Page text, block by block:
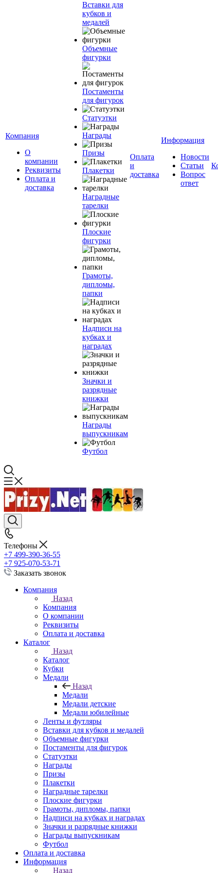
Компания
О
компании
Реквизиты
Оплата и
доставка
Вставки для
кубков и
медалей
Объемные
фигурки
Постаменты
для фигурок
Статуэтки
Награды
Призы
Плакетки
Наградные
тарелки
Плоские
фигурки
Грамоты,
дипломы,
папки
Надписи на
кубках и
наградах
Значки и
разрядные
книжки
Награды
выпускникам
Футбол
Оплата
и
доставка
Информация
Новости
Статьи
Вопрос
ответ
Телефоны
+7 499-390-36-55
+7 925-070-53-71
Заказать звонок
Компания
Назад
Компания
О компании
Реквизиты
Оплата и доставка
Каталог
Назад
Каталог
Кубки
Медали
Назад
Медали
Медали детские
Медали юбилейные
Ленты и футляры
Вставки для кубков и медалей
Объемные фигурки
Постаменты для фигурок
Статуэтки
Награды
Призы
Плакетки
Наградные тарелки
Плоские фигурки
Грамоты, дипломы, папки
Надписи на кубках и наградах
Значки и разрядные книжки
Награды выпускникам
Футбол
Оплата и доставка
Информация
Назад